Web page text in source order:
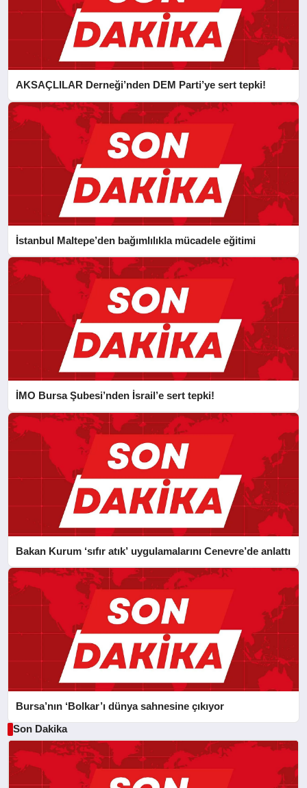
AKSAÇLILAR Derneği’nden DEM Parti’ye sert tepki!
İstanbul Maltepe’den bağımlılıkla mücadele eğitimi
İMO Bursa Şubesi’nden İsrail’e sert tepki!
Bakan Kurum ‘sıfır atık’ uygulamalarını Cenevre’de anlattı
Bursa’nın ‘Bolkar’ı dünya sahnesine çıkıyor
Son Dakika